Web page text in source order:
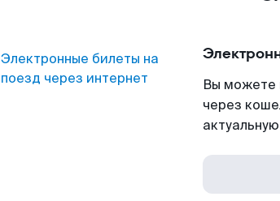
Электронные билеты на
поезд через интернет
Вы можете
через